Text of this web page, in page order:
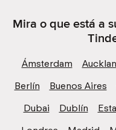
Mira o que está a
Ámsterdam
Berlín
Buenos Aires
Dubai
Dublín